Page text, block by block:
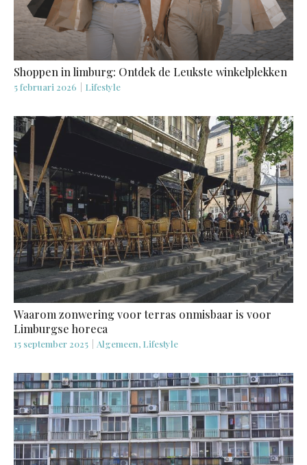
Shoppen in limburg: Ontdek de Leukste winkelplekken
5 februari 2026 Lifestyle
Waarom zonwering voor terras onmisbaar is voor
Limburgse horeca
15 september 2025 Algemeen, Lifestyle